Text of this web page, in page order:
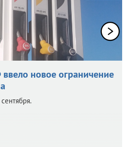
новое ограничение